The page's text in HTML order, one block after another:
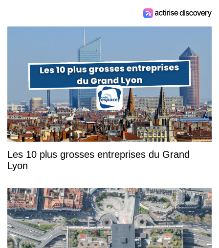
Les 10 plus grosses entreprises du Grand
Lyon